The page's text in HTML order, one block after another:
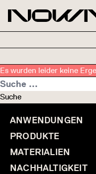
Es wurden leider keine
Suche nach:
Suche
ANWENDUNGEN
PRODUKTE
MATERIALIEN
NACHHALTIGKEIT